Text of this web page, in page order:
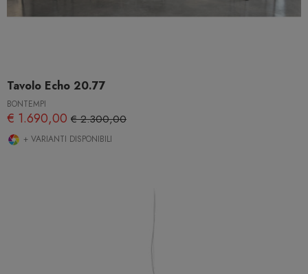
Tavolo Echo 20.77
BONTEMPI
€ 1.690,00 € 2.300,00
+ VARIANTI DISPONIBILI